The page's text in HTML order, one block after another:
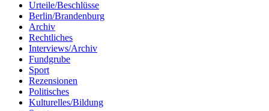
Urteile/Beschlüsse
Berlin/Brandenburg
Archiv
Rechtliches
Interviews/Archiv
Fundgrube
Sport
Rezensionen
Politisches
Kulturelles/Bildung